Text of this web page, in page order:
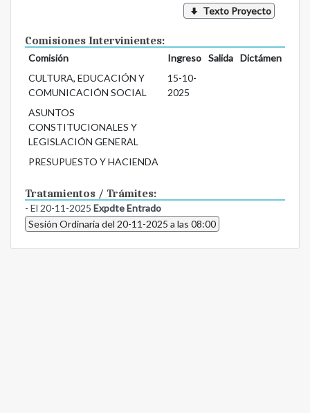
Texto Proyecto
Comisiones Intervinientes:
Comisión Ingreso Salida
Dictámen
CULTURA, EDUCACIÓN Y
COMUNICACIÓN SOCIAL
15-10-
2025
ASUNTOS
CONSTITUCIONALES Y
LEGISLACIÓN GENERAL
PRESUPUESTO Y HACIENDA
Tratamientos / Trámites:
- El 20-11-2025 Expdte Entrado
Sesión Ordinaria del 20-11-2025 a las 08:00